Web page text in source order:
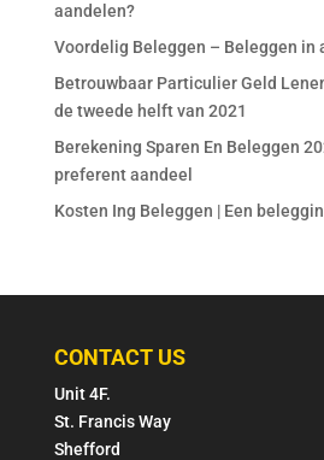
aandelen?
Voordelig Beleggen – Beleggen in
Betrouwbaar Particulier Geld
de tweede helft van 2021
Berekening Sparen En Beleggen
preferent aandeel
Kosten Ing Beleggen | Een
CONTACT US
Unit 4F.
St. Francis Way
Shefford